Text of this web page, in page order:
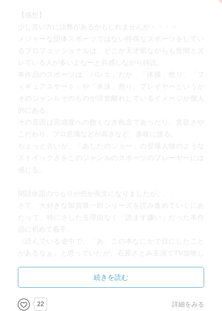
【感想】
少し言い方に語弊があるかもしれませんが・・・・
メジャーな団体スポーツではない特殊なスポーツをしてい
るプロフェッショナルは、どこか天才肌ながらも世間とズ
レている人が多いよなーと共感しながら拝読。
本作品のスポーツは「バレエ」だが、「体操」然り、「フ
ィギュアスケート」や「水泳」然り、プレイヤーというか
そのジャンルそのものが浮世離れしているイメージが個人
的にある。
その原因は完成度への飽くなき執念であったり、貪欲さや
こだわり、プロ意識などが高さなど、多岐に渡る。
ちょっと古いが、「あしたのジョー」の登場人物のような
ストイックさをこのジャンルのスポーツのプレーヤーには
感じる。
閑話休題のつもりが些か長文になりましたが、、、
さて、大好きな加賀恭一郎シリーズを読み進めていくにあ
たって、特にさしたる理由なく「読まず嫌い」だった本作
品に初めて着手。
（読んでいる途中で、「あ、この本なにかで目にしたこと
があるなぁ」と思っていたが、石原さとみ主演でTV放映し
優秀な頭脳を持ち、気遣いや人情味あふれながらも、どこ
か他人と一線引いている。そんな加賀恭一郎には珍しい、
彼の切ないラブストーリーが主題の一作。
続きを読む
22 詳細をみる